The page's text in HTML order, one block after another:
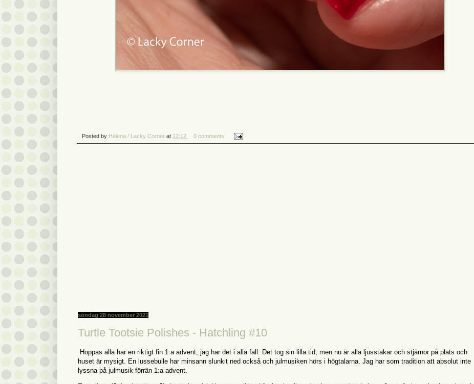
Posted by Helena / Lacky Corner at 12:12 0 comments
söndag 28 november 2021
Turtle Tootsie Polishes - Hatchling #10
Hoppas alla har en riktigt fin 1:a advent, jag har det i alla fall. Det tog sin lilla tid, men nu är alla ljusstakar och stjärnor på plats och
huset är mysigt. En lussebulle har minsann slunkit ned också och julmusiken hörs i högtalarna. Jag har som tradition att absolut inte
lyssna på julmusik förrän 1:a advent.